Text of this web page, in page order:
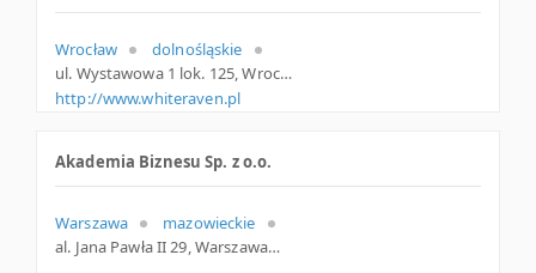
Wrocław
dolnośląskie
ul. Wystawowa 1 lok. 125, Wrocław
http://www.whiteraven.pl
Akademia Biznesu Sp. z o.o.
Warszawa
mazowieckie
al. Jana Pawła II 29, Warszawa